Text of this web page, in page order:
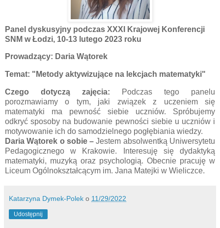
Panel dyskusyjny podczas XXXI Krajowej Konferencji
SNM w Łodzi, 10-13 lutego 2023 roku
Prowadzący: Daria Wątorek
Temat: "Metody aktywizujące na lekcjach matematyki"
Czego dotyczą zajęcia: Podczas tego panelu
porozmawiamy o tym, jaki związek z uczeniem się
matematyki ma pewność siebie uczniów. Spróbujemy
odkryć sposoby na budowanie pewności siebie u uczniów i
motywowanie ich do samodzielnego pogłębiania wiedzy.
Daria Wątorek o sobie–Jestem absolwentką Uniwersytetu
Pedagogicznego w Krakowie. Interesuję się dydaktyką
matematyki, muzyką oraz psychologią. Obecnie pracuję w
Liceum Ogólnokształcącym im. Jana Matejki w Wieliczce.
Katarzyna Dymek-Polek o 11/29/2022
Udostępnij